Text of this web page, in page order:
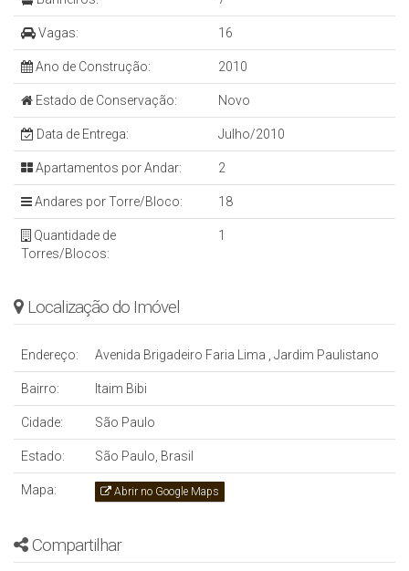
Vagas: 16
Ano de Construção: 2010
Estado de Conservação: Novo
Data de Entrega: Julho/2010
Apartamentos por Andar: 2
Andares por Torre/Bloco: 18
Quantidade de
Torres/Blocos:
1
Localização do Imóvel
Endereço: Avenida Brigadeiro Faria Lima , Jardim Paulistano
Bairro: Itaim Bibi
Cidade: São Paulo
Estado: São Paulo, Brasil
Mapa: Abrir no Google Maps
Compartilhar